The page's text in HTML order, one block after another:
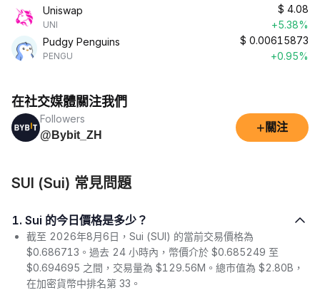
Uniswap
UNI
$ 4.08
+5.38%
Pudgy Penguins
PENGU
$ 0.00615873
+0.95%
在社交媒體關注我們
Followers
@Bybit_ZH
+ 關注
SUI (Sui) 常見問題
1. Sui 的今日價格是多少？
截至 2026年8月6日，Sui (SUI) 的當前交易價格為
$0.686713。過去 24 小時內，幣價介於 $0.685249 至
$0.694695 之間，交易量為 $129.56M。總市值為 $2.80B，
在加密貨幣中排名第 33。